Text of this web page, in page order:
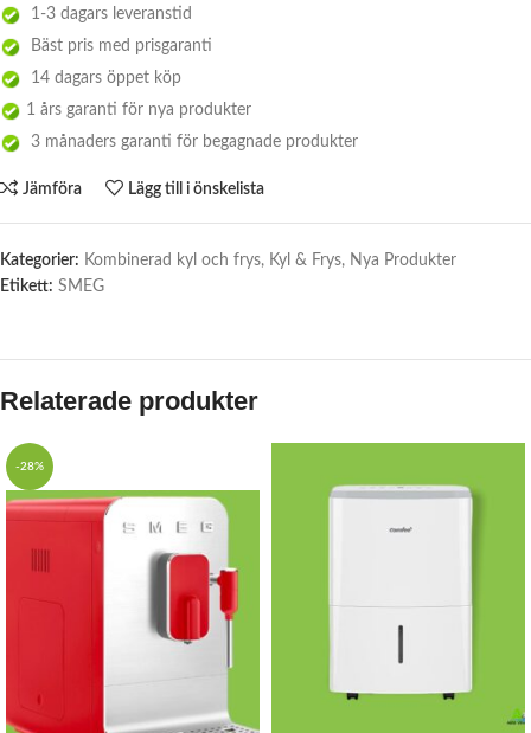
1-3 dagars leveranstid
Bäst pris med prisgaranti
14 dagars öppet köp
1 års garanti för nya produkter
3 månaders garanti för begagnade produkter
Jämföra Lägg till i önskelista
Kategorier: Kombinerad kyl och frys, Kyl & Frys, Nya Produkter
Etikett: SMEG
Relaterade produkter
-28%